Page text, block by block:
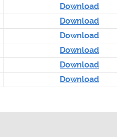
Download
Download
Download
Download
Download
Download